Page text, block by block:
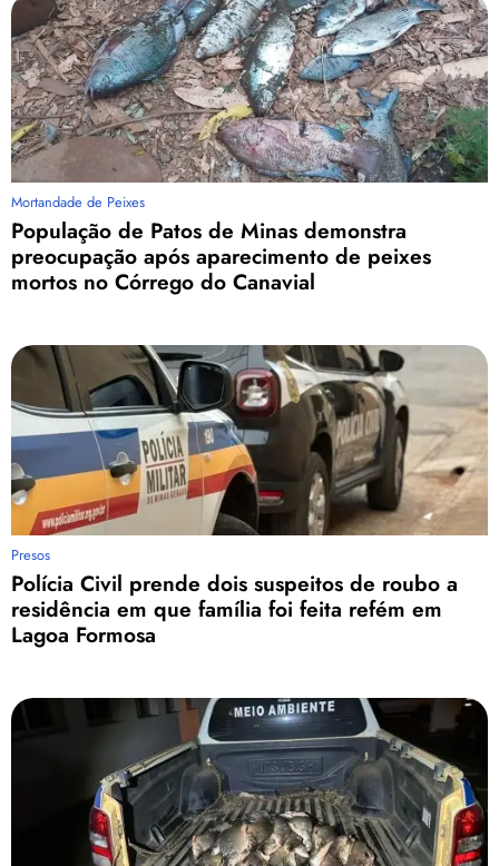
Mortandade de Peixes
População de Patos de Minas demonstra
preocupação após aparecimento de peixes
mortos no Córrego do Canavial
Presos
Polícia Civil prende dois suspeitos de roubo a
residência em que família foi feita refém em
Lagoa Formosa